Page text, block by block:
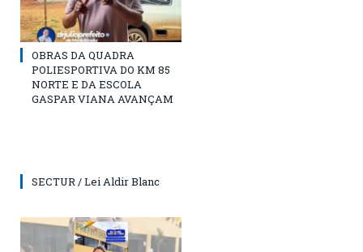
OBRAS DA QUADRA
POLIESPORTIVA DO KM 85
NORTE E DA ESCOLA
GASPAR VIANA AVANÇAM
SECTUR / Lei Aldir Blanc